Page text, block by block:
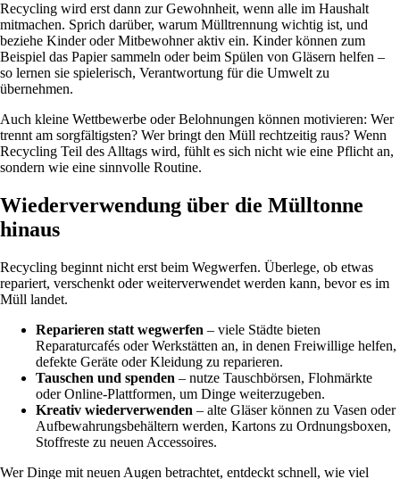
Recycling wird erst dann zur Gewohnheit, wenn alle im Haushalt
mitmachen. Sprich darüber, warum Mülltrennung wichtig ist, und
beziehe Kinder oder Mitbewohner aktiv ein. Kinder können zum
Beispiel das Papier sammeln oder beim Spülen von Gläsern helfen –
so lernen sie spielerisch, Verantwortung für die Umwelt zu
übernehmen.
Auch kleine Wettbewerbe oder Belohnungen können motivieren: Wer
trennt am sorgfältigsten? Wer bringt den Müll rechtzeitig raus? Wenn
Recycling Teil des Alltags wird, fühlt es sich nicht wie eine Pflicht an,
sondern wie eine sinnvolle Routine.
Wiederverwendung über die Mülltonne
hinaus
Recycling beginnt nicht erst beim Wegwerfen. Überlege, ob etwas
repariert, verschenkt oder weiterverwendet werden kann, bevor es im
Müll landet.
Reparieren statt wegwerfen – viele Städte bieten
Reparaturcafés oder Werkstätten an, in denen Freiwillige helfen,
defekte Geräte oder Kleidung zu reparieren.
Tauschen und spenden – nutze Tauschbörsen, Flohmärkte
oder Online-Plattformen, um Dinge weiterzugeben.
Kreativ wiederverwenden – alte Gläser können zu Vasen oder
Aufbewahrungsbehältern werden, Kartons zu Ordnungsboxen,
Stoffreste zu neuen Accessoires.
Wer Dinge mit neuen Augen betrachtet, entdeckt schnell, wie viel